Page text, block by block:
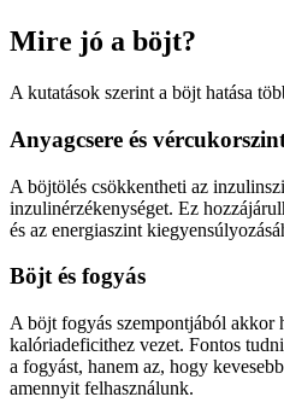
Mire jó a böjt?
A kutatások szerint a böjt hatása
Anyagcsere és
A böjtölés csökkentheti az
inzulinérzékenységet. Ez
és az energiaszint
Böjt és fogyás
A böjt fogyás szempontjából akkor
kalóriadeficithez vezet. Fontos
a fogyást, hanem az, hogy
amennyit felhasználunk.